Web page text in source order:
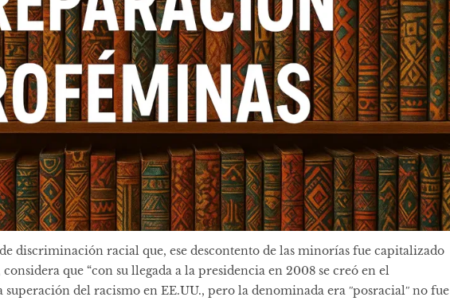
discriminación racial que, ese descontento de las minorías fue capitalizado
que “con su llegada a la presidencia en 2008 se creó en el
del racismo en EE.UU., pero la denominada era ʺposracialʺ no fue